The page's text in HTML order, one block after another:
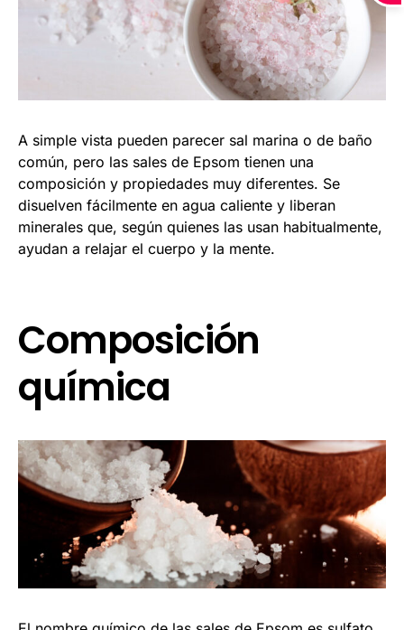
A simple vista pueden parecer sal marina o de baño
común, pero las sales de Epsom tienen una
composición y propiedades muy diferentes. Se
disuelven fácilmente en agua caliente y liberan
minerales que, según quienes las usan habitualmente,
ayudan a relajar el cuerpo y la mente.
Composición
química